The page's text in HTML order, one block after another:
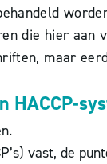
die hier aan
maar
HACCP-
vast, de